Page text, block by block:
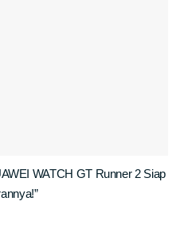
WATCH GT Runner 2 Siap